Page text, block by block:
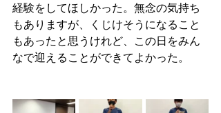
経験をしてほしかった。無念の気持ち
もありますが、くじけそうになること
もあったと思うけれど、この日をみん
なで迎えることができてよかった。